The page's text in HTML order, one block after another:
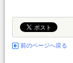
前のページへ戻る